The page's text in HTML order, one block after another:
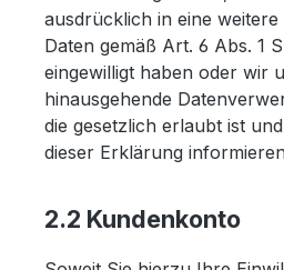
ausdrücklich in eine
Daten gemäß Art. 6 Abs. 1
eingewilligt haben oder wir
hinausgehende
die gesetzlich erlaubt ist
dieser Erklärung
2.2 Kundenkonto